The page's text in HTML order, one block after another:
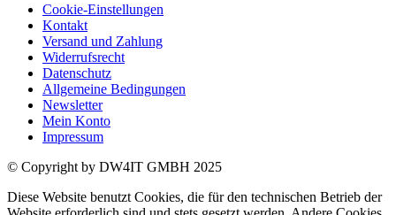
Cookie-Einstellungen
Kontakt
Versand und Zahlung
Widerrufsrecht
Datenschutz
Allgemeine Bedingungen
Newsletter
Mein Konto
Impressum
© Copyright by DW4IT GMBH 2025
Diese Website benutzt Cookies, die für den technischen Betrieb der